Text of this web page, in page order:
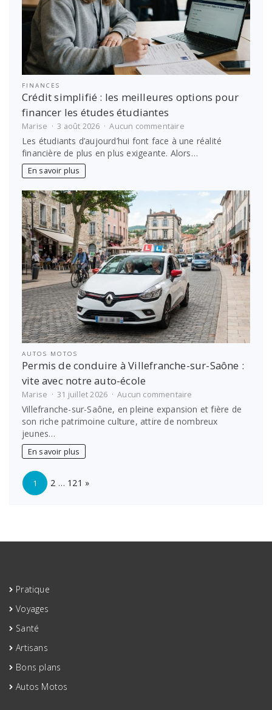
FINANCES
Crédit simplifié : les meilleures options pour
financer les études étudiantes
Marise 3 août 2026 Aucun commentairesur
Crédit
simplifié
:
études
étudiantes
Les étudiants d’aujourd’hui font face à une réalité
financière de plus en plus exigeante. Alors…
En savoir plus
AUTOS MOTOS
Permis de conduire à Villefranche-sur-Saône :
vite avec notre auto-école
Marise 31 juillet 2026 Aucun commentaire
Permis
de
conduire
Villefranche-sur-Saône, en pleine expansion et fière de
son riche patrimoine culture, attire de nombreux
jeunes…
En savoir plus
Page:
1 2 … 121 »
Pratique
Voyages
Santé
Artisans
Bons plans
Autos Motos